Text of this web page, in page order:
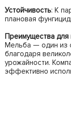
Устойчивость: К
плановая
Преимущества для
Мельба — один из
благодаря
урожайности.
эффективно